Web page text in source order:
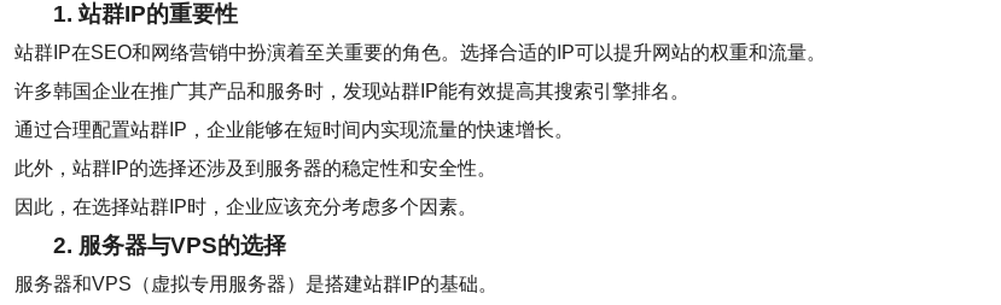
1. 站群IP的重要性
站群IP在SEO和网络营销中扮演着至关重要的角色。选择合适的IP可以提升网站的权重和流量。
许多韩国企业在推广其产品和服务时，发现站群IP能有效提高其搜索引擎排名。
通过合理配置站群IP，企业能够在短时间内实现流量的快速增长。
此外，站群IP的选择还涉及到服务器的稳定性和安全性。
因此，在选择站群IP时，企业应该充分考虑多个因素。
2. 服务器与VPS的选择
服务器和VPS（虚拟专用服务器）是搭建站群IP的基础。